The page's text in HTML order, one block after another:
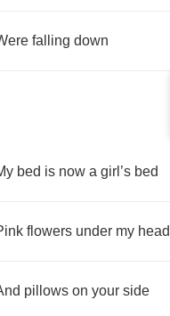
falling down
bed is now a girl ’s bed
flowers under my head
pillows on your side